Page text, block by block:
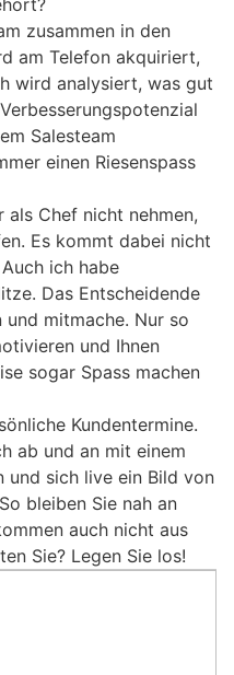
zusammen in den
am Telefon akquiriert,
wird analysiert, was gut
Salesteam
einen Riesenspass
als Chef nicht nehmen,
Es kommt dabei nicht
ich habe
Das Entscheidende
mitmache. Nur so
und Ihnen
sogar Spass machen
Kundentermine.
ab und an mit einem
und sich live ein Bild von
bleiben Sie nah an
auch nicht aus
Sie? Legen Sie los!